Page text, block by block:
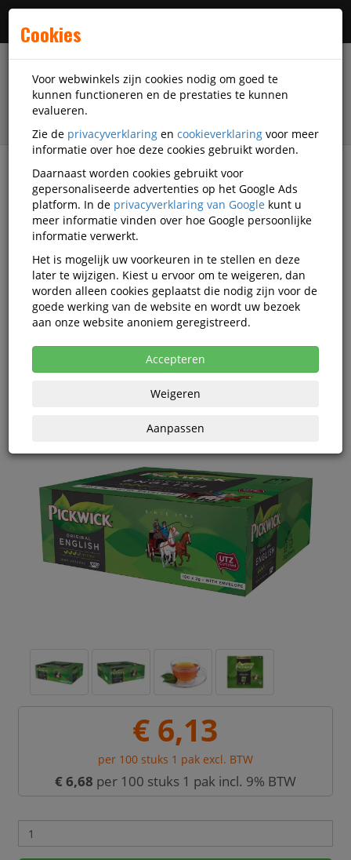
filter
Facilitaire artikelen Catering-artikelen
Thee
Pickwick
Q891709
Thee Pickwick engelse melange
100x2gr met envelop
Korting vanaf aankoop 4 eenheden, zieprijsoverzicht
€ 6,13
per 100 stuks 1 pak excl. BTW
€ 6,68 per 100 stuks 1 pak incl. 9% BTW
Cookies
Voor webwinkels zijn cookies nodig om goed te
kunnen functioneren en de prestaties te kunnen
evalueren.
Zie de privacyverklaring en cookieverklaring voor meer
informatie over hoe deze cookies gebruikt worden.
Daarnaast worden cookies gebruikt voor
gepersonaliseerde advertenties op het Google Ads
platform. In de privacyverklaring van Google kunt u
meer informatie vinden over hoe Google persoonlijke
informatie verwerkt.
Het is mogelijk uw voorkeuren in te stellen en deze
later te wijzigen. Kiest u ervoor om te weigeren, dan
worden alleen cookies geplaatst die nodig zijn voor de
goede werking van de website en wordt uw bezoek
aan onze website anoniem geregistreerd.
Accepteren
Weigeren
Aanpassen